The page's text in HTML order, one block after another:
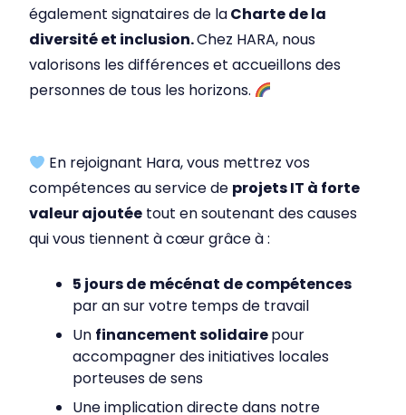
également signataires de laCharte de la
diversité et inclusion.Chez HARA, nous
valorisons les différences et accueillons des
personnes de tous les horizons.
En rejoignant Hara, vous mettrez vos
compétences au service de projets IT à forte
valeur ajoutée tout en soutenant des causes
qui vous tiennent à cœur grâce à :
5 jours de mécénat de compétences
par an sur votre temps de travail
Un financement solidairepour
accompagner des initiatives locales
porteuses de sens
Une implication directe dans notre